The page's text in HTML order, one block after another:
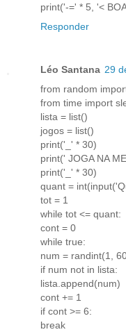
print('-=' * 5, '<
Responder
Léo Santana 29
from random
from time import
lista = list()
jogos = list()
print('_' * 30)
print(' JOGA NA
print('_' * 30)
quant =
tot = 1
while tot <= quant:
cont = 0
while true:
num = randint(1,
if num not in lista:
lista.append(num)
cont += 1
if cont >= 6:
break